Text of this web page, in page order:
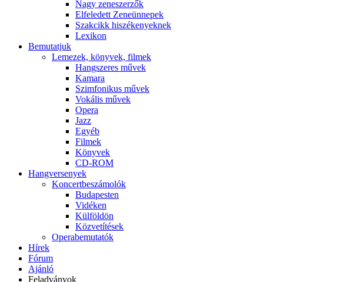
Nagy zeneszerzők
Elfeledett Zeneünnepek
Szakcikk hiszékenyeknek
Lexikon
Bemutatjuk
Lemezek, könyvek, filmek
Hangszeres művek
Kamara
Szimfonikus művek
Vokális művek
Opera
Jazz
Egyéb
Filmek
Könyvek
CD-ROM
Hangversenyek
Koncertbeszámolók
Budapesten
Vidéken
Külföldön
Közvetítések
Operabemutatók
Hírek
Fórum
Ajánló
Feladványok